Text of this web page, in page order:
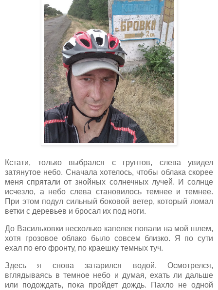
Кстати, только выбрался с грунтов, слева увидел
затянутое небо. Сначала хотелось, чтобы облака скорее
меня спрятали от знойных солнечных лучей. И солнце
исчезло, а небо слева становилось темнее и темнее.
При этом подул сильный боковой ветер, который ломал
ветки с деревьев и бросал их под ноги.
До Васильковки несколько капелек попали на мой шлем,
хотя грозовое облако было совсем близко. Я по сути
ехал по его фронту, по краешку темных туч.
Здесь я снова затарился водой. Осмотрелся,
вглядываясь в темное небо и думая, ехать ли дальше
или подождать, пока пройдет дождь. Пахло не одной